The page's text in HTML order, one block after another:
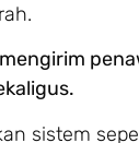
mengirim
sistem